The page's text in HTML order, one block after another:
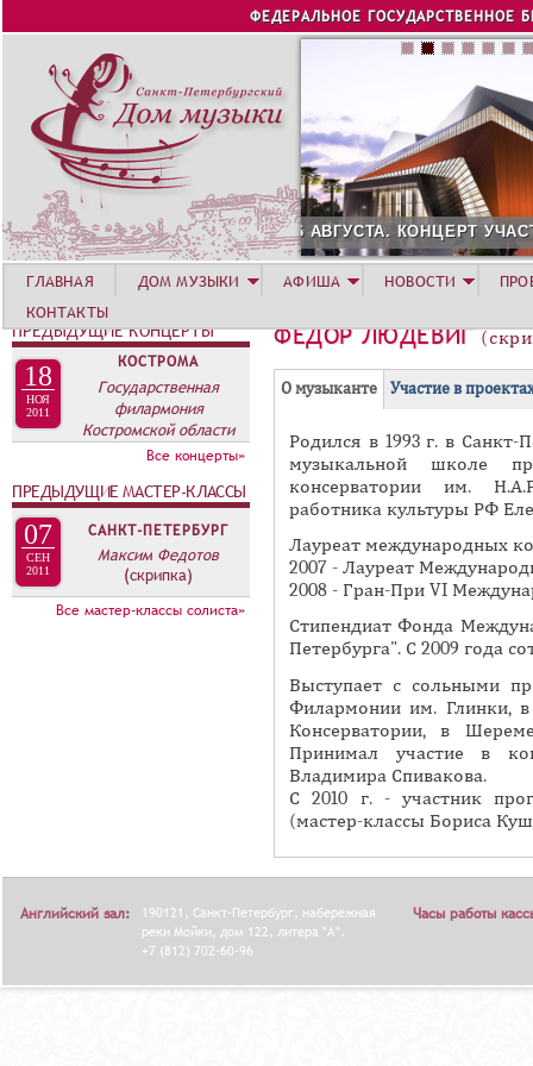
Jump to navigation
ФЕДЕРАЛЬНОЕ ГОСУДАРСТВЕННОЕ
УЧАСТНИКОВ ЛЕТНЕЙ АКАДЕМИИ. СИРИУС 12
ФЕДОР ЛЮДЕВИГ
Г
П
П
Д
О
Л
Н
О музыканте(
а
к
т
и
а
в
л
а
д
к
а
Участие в
Родился в 1993 г. в Санкт-
музыкальной школе при
консерватории им.
работника культуры РФ
Лауреат международных
2007 - Лауреат
2008 - Гран-При VI
Стипендиат Фонда
Петербурга". С 2009 года
Выступает с сольными
Филармонии им. Глинки, в
Консерватории, в
Принимал участие в
Владимира Спивакова.
С 2010 г. - участник
(мастер-классы Бориса
ГЛАВНАЯ ДОМ МУЗЫКИ АФИША НОВОСТИ
КОНТАКТЫ
ПРЕДЫДУЩИЕ КОНЦЕРТЫ
18
НОЯ
2011
КОСТРОМА
Государственная
филармония
Костромской области
Все концерты»
ПРЕДЫДУЩИЕ МАСТЕР-КЛАССЫ
07
СЕН
2011
САНКТ-ПЕТЕРБУРГ
Максим Федотов
(скрипка)
Все мастер-классы солиста»
Английский зал:
190121, Санкт-Петербург, набережная
реки Мойки, дом 122, литера "А".
+7 (812) 702-60-96
Часы работы